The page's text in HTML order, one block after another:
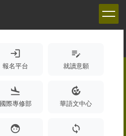
login
報名平台
edit_note
就讀意願
flight_land
國際專修部
compost
華語文中心
face sync